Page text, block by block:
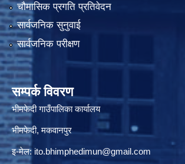
चौमासिक प्रगति प्रतिवेदन
सार्वजनिक सुनुवाई
सार्वजनिक परीक्षण
सम्पर्क विवरण
भीमफेदी गाउँपालिका कार्यालय
भीमफेदी, मकवानपुर
इ-मेल: ito.bhimphedimun@gmail.com